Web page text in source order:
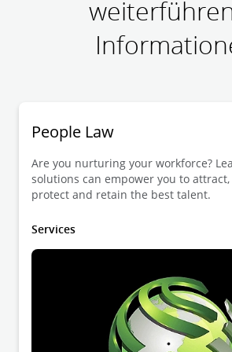
People Law
Are you nurturing your workforce?
solutions can empower you to
protect and retain the best talent.
Services